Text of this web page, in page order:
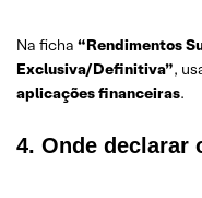
Na ficha “Rendimentos
Exclusiva/Definitiva”,
aplicações financeiras.
4. Onde declarar